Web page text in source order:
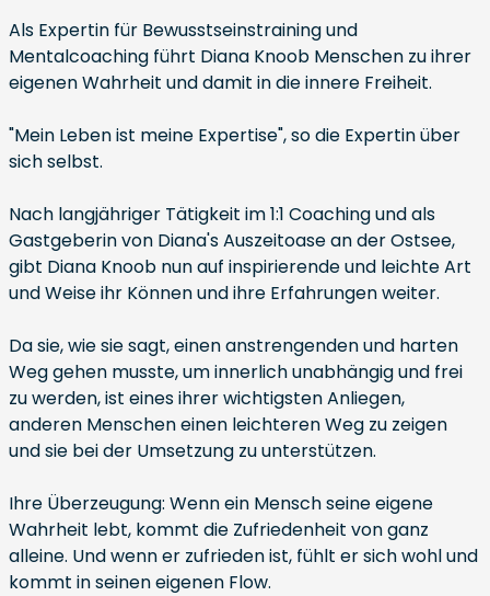
Als Expertin für Bewusstseinstraining und
Mentalcoaching führt Diana Knoob Menschen zu ihrer
eigenen Wahrheit und damit in die innere Freiheit.
"Mein Leben ist meine Expertise", so die Expertin über
sich selbst.
Nach langjähriger Tätigkeit im 1:1 Coaching und als
Gastgeberin von Diana's Auszeitoase an der Ostsee,
gibt Diana Knoob nun auf inspirierende und leichte Art
und Weise ihr Können und ihre Erfahrungen weiter.
Da sie, wie sie sagt, einen anstrengenden und harten
Weg gehen musste, um innerlich unabhängig und frei
zu werden, ist eines ihrer wichtigsten Anliegen,
anderen Menschen einen leichteren Weg zu zeigen
und sie bei der Umsetzung zu unterstützen.
Ihre Überzeugung: Wenn ein Mensch seine eigene
Wahrheit lebt, kommt die Zufriedenheit von ganz
alleine. Und wenn er zufrieden ist, fühlt er sich wohl und
kommt in seinen eigenen Flow.